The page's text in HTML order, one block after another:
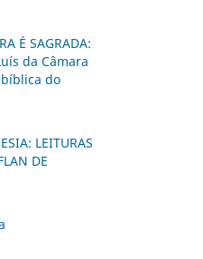
É SAGRADA:
da Câmara
do
LEITURAS
DE